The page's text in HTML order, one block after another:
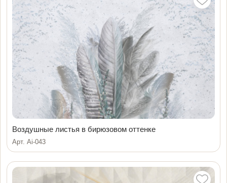
Воздушные листья в бирюзовом оттенке
Арт. Ai-043